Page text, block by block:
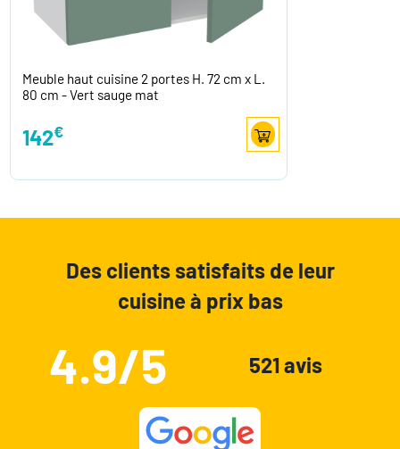
Meuble haut cuisine 2 portes H. 72 cm x L.
80 cm - Vert sauge mat
142€
Des clients satisfaits de leur
cuisine à prix bas
4.9/5 521 avis